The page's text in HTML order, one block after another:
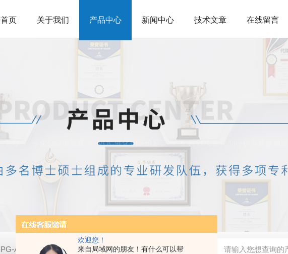
欢迎您！
来自局域网的朋友！有什么可以帮
首页 关于我们 产品中心 新闻中心 技术文章 在线留言
VOC催化剂评价装置
PG-A01空气净化实验用香烟烟雾发生器 亿科 实验室SCR脱硝催化剂评价装置 亿